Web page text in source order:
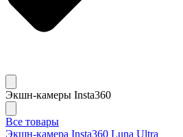
Экшн-камеры Insta360
Все товары
Экшн-камера Insta360 Luna Ultra